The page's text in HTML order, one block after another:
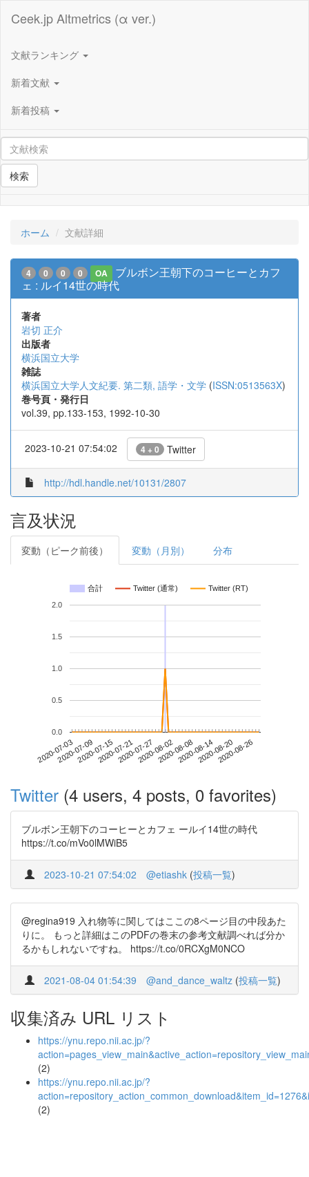
Ceek.jp Altmetrics (α ver.)
文献ランキング
新着文献
新着投稿
検索
ホーム 文献詳細
4 0 0 0 OA
ブルボン王朝下のコーヒーとカフ
ェ : ルイ14世の時代
著者
岩切 正介
出版者
横浜国立大学
雑誌
横浜国立大学人文紀要. 第二類, 語学・文学 (ISSN:0513563X)
巻号頁・発行日
vol.39, pp.133-153, 1992-10-30
2023-10-21 07:54:02 4 + 0 Twitter
http://hdl.handle.net/10131/2807
言及状況
変動（ピーク前後） 変動（月別） 分布
合計 Twitter (通常) Twitter (RT)
2020-07-032020-07-092020-07-152020-07-212020-07-272020-08-022020-08-082020-08-142020-08-202020-08-26
0.0
0.5
1.0
1.5
2.0
Twitter (4 users, 4 posts, 0 favorites)
ブルボン王朝下のコーヒーとカフェ ールイ14世の時代
https://t.co/mVo0lMWiB5
2023-10-21 07:54:02 @etiashk (投稿一覧)
@regina919 入れ物等に関してはここの8ページ目の中段あた
りに。 もっと詳細はこのPDFの巻末の参考文献調べれば分か
るかもしれないですね。 https://t.co/0RCXgM0NCO
2021-08-04 01:54:39 @and_dance_waltz (投稿一覧)
収集済み URL リスト
https://ynu.repo.nii.ac.jp/?
(2)
https://ynu.repo.nii.ac.jp/?
(2)